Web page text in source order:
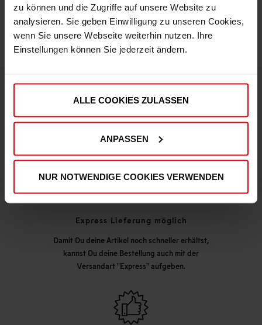
zu können und die Zugriffe auf unsere Website zu
analysieren. Sie geben Einwilligung zu unseren Cookies,
wenn Sie unsere Webseite weiterhin nutzen. Ihre
Einstellungen können Sie jederzeit ändern.
ALLE COOKIES ZULASSEN
ANPASSEN
NUR NOTWENDIGE COOKIES VERWENDEN
Express Lieferung möglich
Damit Du deine Artikel noch schneller erhältst,
kannst Du deine Bestellung auch mit der
Versandart "Express" aufgeben.